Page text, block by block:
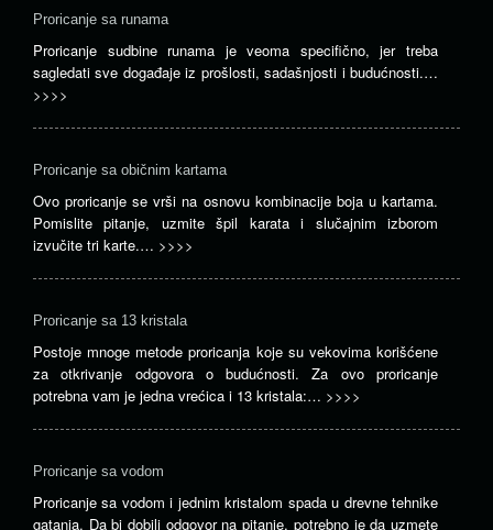
Proricanje sa runama
Proricanje sudbine runama je veoma specifično, jer treba
sagledati sve događaje iz prošlosti, sadašnjosti i budućnosti.…
>>>>
Proricanje sa običnim kartama
Ovo proricanje se vrši na osnovu kombinacije boja u kartama.
Pomislite pitanje, uzmite špil karata i slučajnim izborom
izvučite tri karte.… >>>>
Proricanje sa 13 kristala
Postoje mnoge metode proricanja koje su vekovima korišćene
za otkrivanje odgovora o budućnosti. Za ovo proricanje
potrebna vam je jedna vrećica i 13 kristala:… >>>>
Proricanje sa vodom
Proricanje sa vodom i jednim kristalom spada u drevne tehnike
gatanja. Da bi dobili odgovor na pitanje, potrebno je da uzmete